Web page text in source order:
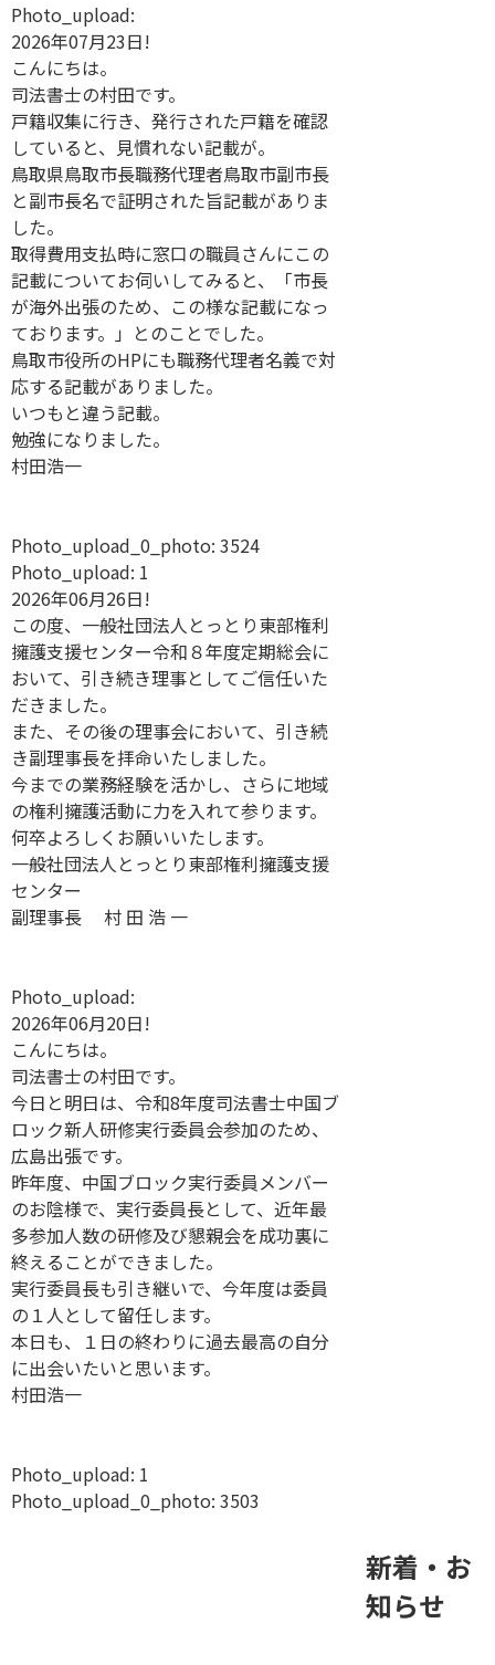
Photo_upload:
2026年07月23日!
こんにちは。
司法書士の村田です。
戸籍収集に行き、発行された戸籍を確認
していると、見慣れない記載が。
鳥取県鳥取市長職務代理者鳥取市副市長
と副市長名で証明された旨記載がありま
した。
取得費用支払時に窓口の職員さんにこの
記載についてお伺いしてみると、「市長
が海外出張のため、この様な記載になっ
ております。」とのことでした。
鳥取市役所のHPにも職務代理者名義で対
応する記載がありました。
いつもと違う記載。
勉強になりました。
村田浩一
Photo_upload_0_photo: 3524
Photo_upload: 1
2026年06月26日!
この度、一般社団法人とっとり東部権利
擁護支援センター令和８年度定期総会に
おいて、引き続き理事としてご信任いた
だきました。
また、その後の理事会において、引き続
き副理事長を拝命いたしました。
今までの業務経験を活かし、さらに地域
の権利擁護活動に力を入れて参ります。
何卒よろしくお願いいたします。
一般社団法人とっとり東部権利擁護支援
センター
副理事長 村 田 浩 一
Photo_upload:
2026年06月20日!
こんにちは。
司法書士の村田です。
今日と明日は、令和8年度司法書士中国ブ
ロック新人研修実行委員会参加のため、
広島出張です。
昨年度、中国ブロック実行委員メンバー
のお陰様で、実行委員長として、近年最
多参加人数の研修及び懇親会を成功裏に
終えることができました。
実行委員長も引き継いで、今年度は委員
の１人として留任します。
本日も、１日の終わりに過去最高の自分
に出会いたいと思います。
村田浩一
Photo_upload: 1
Photo_upload_0_photo: 3503
新着・お
知らせ